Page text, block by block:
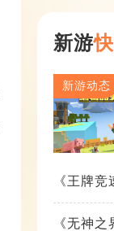
新游
新游动态
《王牌
《无神